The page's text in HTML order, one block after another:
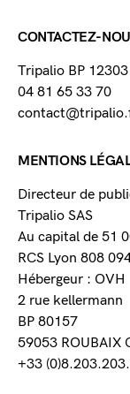
CONTACTEZ-
Tripalio BP
04 81 65 33 70
MENTIONS
Directeur de
Tripalio SAS
Au capital de 51
RCS Lyon 808
Hébergeur : OVH
2 rue kellermann
BP 80157
59053 ROUBAIX
+33